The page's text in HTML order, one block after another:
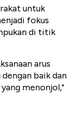
untuk
fokus
di titik
arus
baik dan
menonjol,"